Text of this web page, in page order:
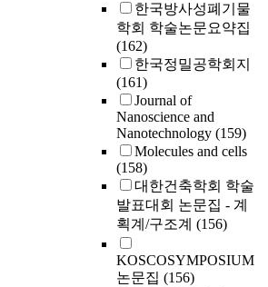
한국방사성폐기물
학회 학술논문요약집
(162)
한국정밀공학회지
(161)
Journal of
Nanoscience and
Nanotechnology (159)
Molecules and cells
(158)
대한건축학회 학술
발표대회 논문집 - 계
획계/구조계 (156)
KOSCOSYMPOSIUM
논문집 (156)